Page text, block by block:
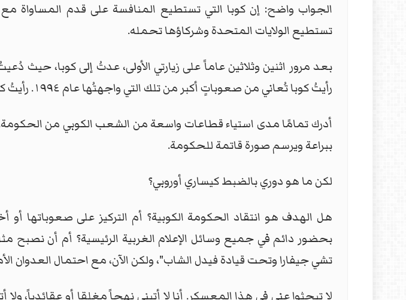
الجواب واضح: إن كوبا التي تستطيع المنافسة على قدم المساواة
تستطيع الولايات المتحدة وشركاؤها تحمله.
بعد مرور اثنين وثلاثين عاماً على زيارتي الأولى، عدتُ إلى كوبا، حيث
رأيتُ كوبا تُعاني من صعوباتٍ أكبر من تلك التي واجهتُها عام ١٩٩٤. رأيتُ كوبا مُنهكة من الحصار ونقص الوقود.
أدرك تمامًا مدى استياء قطاعات واسعة من الشعب الكوبي من الحكومة.
ببراعة ويرسم صورة قاتمة للحكومة.
لكن ما هو دوري بالضبط كيساري أوروبي؟
هل الهدف هو انتقاد الحكومة الكوبية؟ أم التركيز على صعوباتها
بحضور دائم في جميع وسائل الإعلام الغربية الرئيسية؟ أم أن نصبح
تشي جيفارا وتحت قيادة فيدل الشاب"، ولكن الآن، مع احتمال العدوان
لا تبحثوا عني في هذا المعسكر. أنا لا أتبنى نهجاً مغلقا أو عقائدياً،